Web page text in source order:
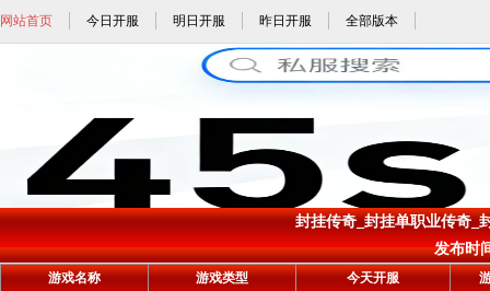
网站首页 今日开服 明日开服 昨日开服 全部版本
封挂传奇_封挂单职业传奇_
发布时
游戏名称 游戏类型 今天开服